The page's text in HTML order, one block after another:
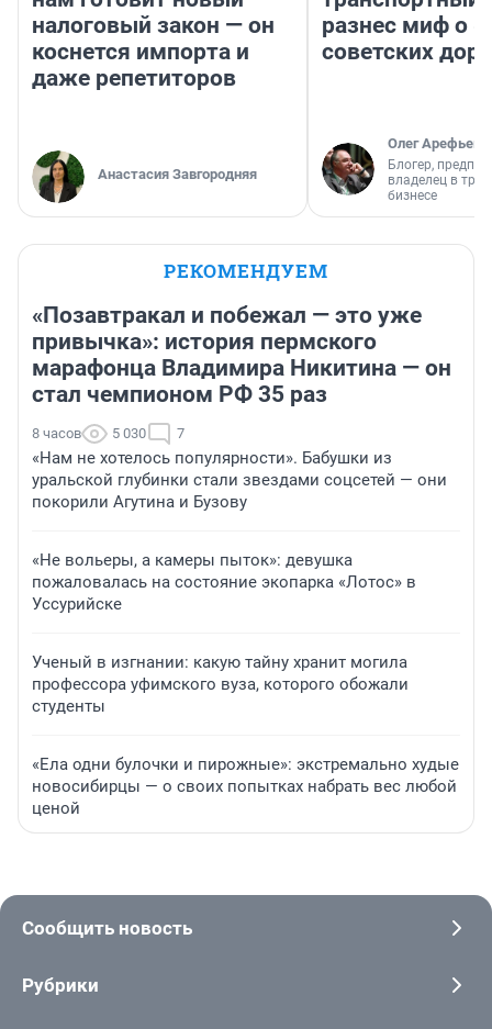
налоговый закон — он
коснется импорта и
даже репетиторов
Анастасия Завгородняя
разнес миф о
советских
Олег Арефьев
Блогер,
владелец в
бизнесе
РЕКОМЕНДУЕМ
«Позавтракал и побежал — это уже
привычка»: история пермского
марафонца Владимира Никитина — он
стал чемпионом РФ 35 раз
8 часов 5 030 7
«Нам не хотелось популярности». Бабушки из
уральской глубинки стали звездами соцсетей — они
покорили Агутина и Бузову
«Не вольеры, а камеры пыток»: девушка
пожаловалась на состояние экопарка «Лотос» в
Уссурийске
Ученый в изгнании: какую тайну хранит могила
профессора уфимского вуза, которого обожали
студенты
«Ела одни булочки и пирожные»: экстремально худые
новосибирцы — о своих попытках набрать вес любой
ценой
Сообщить новость
Рубрики